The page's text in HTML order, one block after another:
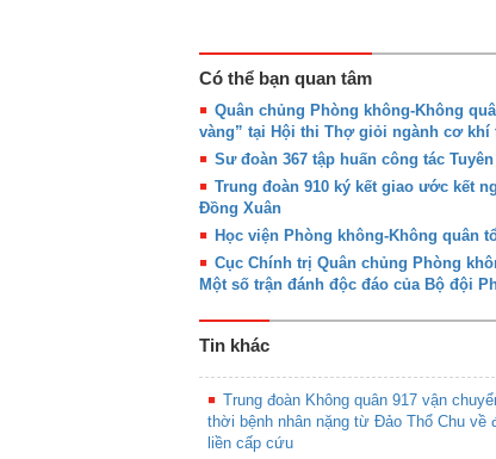
Có thể bạn quan tâm
Quân chủng Phòng không-Không
vàng” tại Hội thi Thợ giỏi ngành cơ khí
Sư đoàn 367 tập huấn công tác
Trung đoàn 910 ký kết giao ước kết
Đồng Xuân
Học viện Phòng không-Không quân
Cục Chính trị Quân chủng Phòng
Một số trận đánh độc đáo của Bộ đội
Tin khác
Trung đoàn Không quân 917 vận
thời bệnh nhân nặng từ Đảo Thổ Chu về
liền cấp cứu